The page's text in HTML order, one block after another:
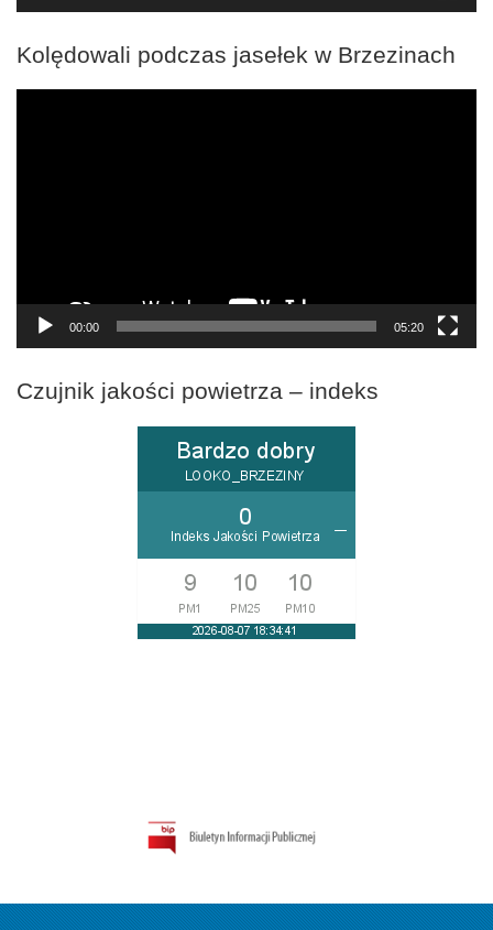
Kolędowali podczas jasełek w Brzezinach
00:00 05:20
Czujnik jakości powietrza – indeks